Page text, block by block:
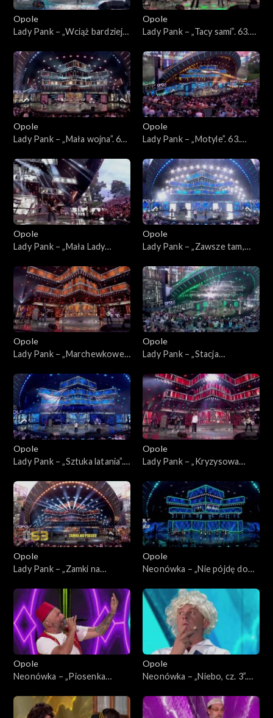
Opole
Lady Pank – „Wciąż bardziej
45-lecia zespołu Lady Pank
Opole
Lady Pank – „Tacy sami”. 63.
zespołu Lady Pank
Opole
Lady Pank – „Mała wojna”. 63.
zespołu Lady Pank
Opole
Lady Pank – „Motyle”. 63.
zespołu Lady Pank
Opole
Lady Pank – „Mała Lady
45-lecia zespołu Lady Pank
Opole
Lady Pank – „Zawsze tam,
Jubileusz 45-lecia zespołu
Lady Pank
Opole
Lady Pank – „Marchewkowe
lecia zespołu Lady Pank
Opole
Lady Pank – „Stacja
Jubileusz 45-lecia zespołu
Lady Pank
Opole
Lady Pank – „Sztuka latania”.
zespołu Lady Pank
Opole
Lady Pank – „Kryzysowa
Jubileusz 45-lecia zespołu
Lady Pank
Opole
Lady Pank – „Zamki na
45-lecia zespołu Lady Pank
Opole
Neonówka – „Nie pójdę do
kabaretu Neo-Nówka
Opole
Neonówka – „Piosenka
kabaretu Neo-Nówka
Opole
Neonówka – „Niebo, cz. 3”.
Neo-Nówka